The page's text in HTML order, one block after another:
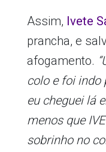
Assim, Ivete
prancha, e
afogamento.
colo e foi indo
eu cheguei lá
menos que
sobrinho no